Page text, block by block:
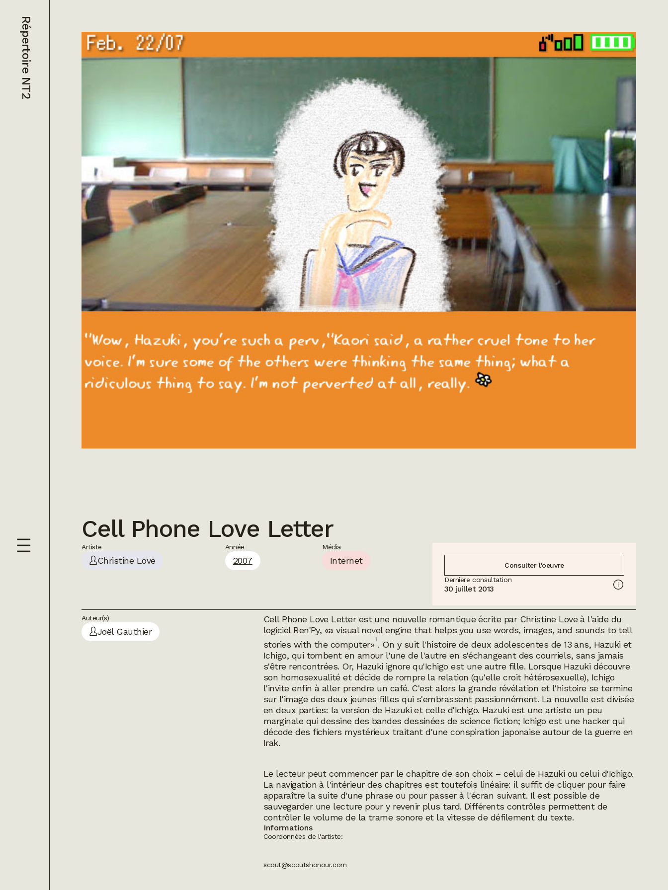
Répertoire NT2
Cell Phone Love Letter
Artiste
Christine Love
Année
2007
Média
Internet
Consulter l'oeuvre
Dernière consultation
30 juillet 2013
Auteur(s)
Joël Gauthier
Cell Phone Love Letterest une nouvelle romantique écrite par Christine Love à l'aide du
logiciel Ren'Py, «a visual novel engine that helps you use words, images, and sounds to tell
stories with the computer»1 . On y suit l'histoire de deux adolescentes de 13 ans, Hazuki et
Ichigo, qui tombent en amour l'une de l'autre en s'échangeant des courriels, sans jamais
s'être rencontrées. Or, Hazuki ignore qu'Ichigo est une autre fille. Lorsque Hazuki découvre
son homosexualité et décide de rompre la relation (qu'elle croit hétérosexuelle), Ichigo
l'invite enfin à aller prendre un café. C'est alors la grande révélation et l'histoire se termine
sur l'image des deux jeunes filles qui s'embrassent passionnément. La nouvelle est divisée
en deux parties: la version de Hazuki et celle d'Ichigo. Hazuki est une artiste un peu
marginale qui dessine des bandes dessinées de science fiction; Ichigo est une hacker qui
décode des fichiers mystérieux traitant d'une conspiration japonaise autour de la guerre en
Irak.
Le lecteur peut commencer par le chapitre de son choix – celui de Hazuki ou celui d'Ichigo.
La navigation à l'intérieur des chapitres est toutefois linéaire: il suffit de cliquer pour faire
apparaître la suite d'une phrase ou pour passer à l'écran suivant. Il est possible de
sauvegarder une lecture pour y revenir plus tard. Différents contrôles permettent de
contrôler le volume de la trame sonore et la vitesse de défilement du texte.
Informations
Coordonnées de l'artiste:
scout@scoutshonour.com